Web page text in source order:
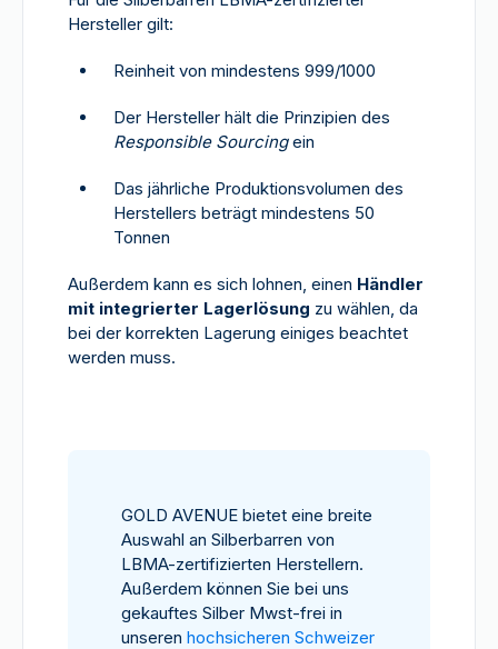
Hersteller gilt:
Reinheit von mindestens 999/1000
Der Hersteller hält die Prinzipien des
Responsible Sourcingein
Das jährliche Produktionsvolumen des
Herstellers beträgt mindestens 50
Tonnen
Außerdem kann es sich lohnen, einen Händler
mit integrierter Lagerlösung zu wählen, da
bei der korrekten Lagerung einiges beachtet
werden muss.
GOLD AVENUE bietet eine breite
Auswahl an Silberbarren von
LBMA-zertifizierten Herstellern.
Außerdem können Sie bei uns
gekauftes Silber Mwst-frei in
unseren hochsicheren Schweizer